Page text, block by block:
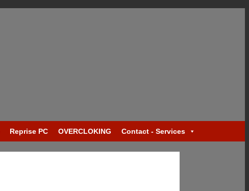
Reprise PC OVERCLOKING Contact - Services